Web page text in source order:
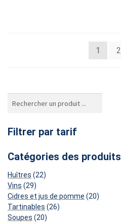
1 2
Filtrer par tarif
Catégories des produits
Huîtres 2222
Vins 2929
produits
Cidres et jus de pomme 2020
Tartinables 2626
Soupes 2020